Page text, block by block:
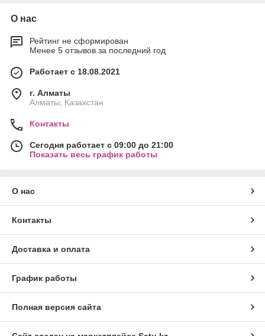
О нас
Рейтинг не сформирован
Менее 5 отзывов за последний год
Работает с 18.08.2021
г. Алматы
Алматы, Казахстан
Контакты
Сегодня работает с 09:00 до 21:00
Показать весь график работы
О нас
Контакты
Доставка и оплата
График работы
Полная версия сайта